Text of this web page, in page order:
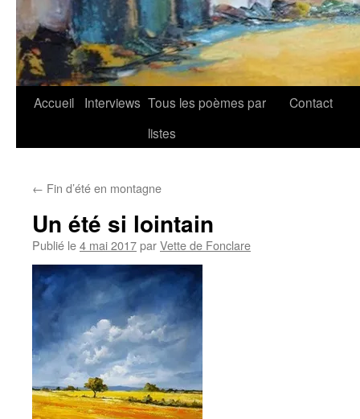
Accueil Interviews Tous les poèmes par
listes
Contact
← Fin d’été en montagne
Un été si lointain
Publié le4 mai 2017parVette de Fonclare